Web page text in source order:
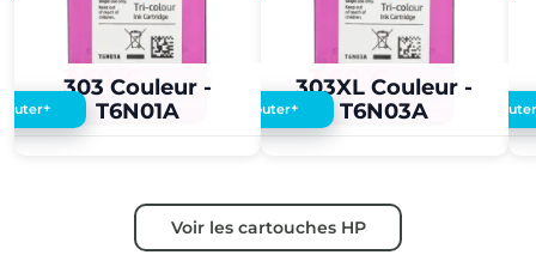
303 Couleur -
T6N01A
3,60 €3,50 €
+
303XL Couleur -
T6N03A
3,60 €3,50 €
Ajouter+
Voir les cartouches HP